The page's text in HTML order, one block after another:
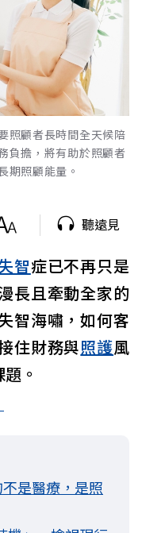
照顧者長時間全天候陪
負擔，將有助於照顧者
期照顧能量。
聽遠見
智症已不再只是
長且牽動全家的
智海嘯，如何客
住財務與照護風
。
是醫療，是照